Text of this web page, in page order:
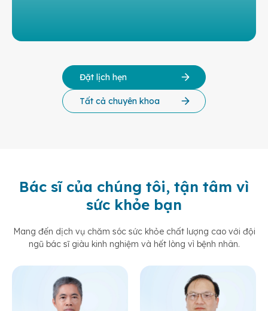
Đặt lịch hẹn
Tất cả chuyên khoa
Bác sĩ của chúng tôi, tận tâm vì
sức khỏe bạn
Mang đến dịch vụ chăm sóc sức khỏe chất lượng cao với đội
ngũ bác sĩ giàu kinh nghiệm và hết lòng vì bệnh nhân.